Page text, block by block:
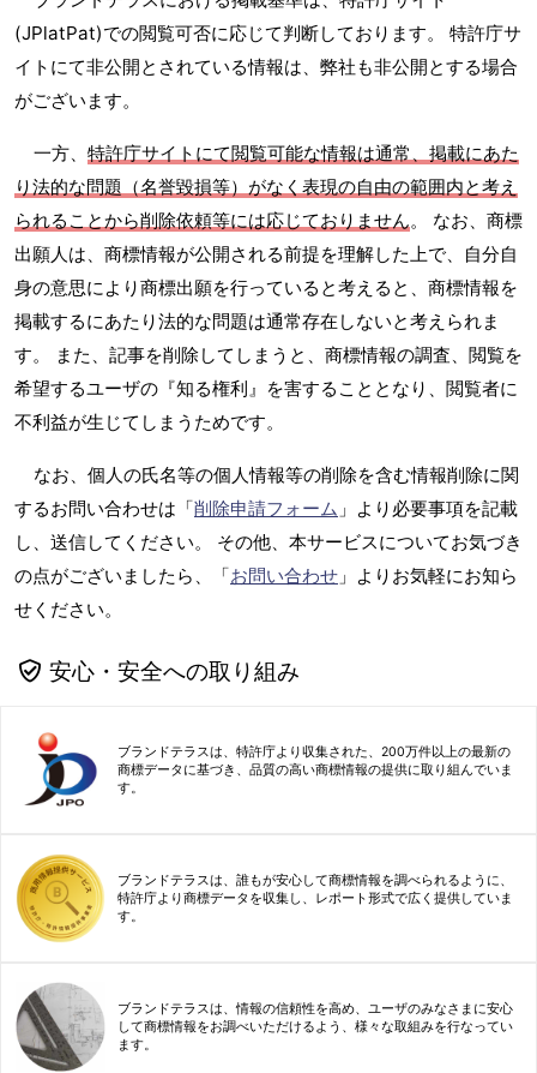
(JPlatPat)での閲覧可否に応じて判断しております。 特許庁サ
イトにて非公開とされている情報は、弊社も非公開とする場合
がございます。
一方、 特許庁サイトにて閲覧可能な情報は通常、掲載にあた
り法的な問題（名誉毀損等）がなく表現の自由の範囲内と考え
られることから削除依頼等には応じておりません。 なお、商標
出願人は、商標情報が公開される前提を理解した上で、自分自
身の意思により商標出願を行っていると考えると、商標情報を
掲載するにあたり法的な問題は通常存在しないと考えられま
す。 また、記事を削除してしまうと、商標情報の調査、閲覧を
希望するユーザの『知る権利』を害することとなり、閲覧者に
不利益が生じてしまうためです。
なお、個人の氏名等の個人情報等の削除を含む情報削除に関
するお問い合わせは「削除申請フォーム 」より必要事項を記載
し、送信してください。 その他、本サービスについてお気づき
の点がございましたら、「お問い合わせ 」よりお気軽にお知ら
せください。
安心・安全への取り組み
ブランドテラスは、特許庁より収集された、200万件以上の最新の
商標データに基づき、品質の高い商標情報の提供に取り組んでいま
す。
ブランドテラスは、誰もが安心して商標情報を調べられるように、
特許庁より商標データを収集し、レポート形式で広く提供していま
す。
ブランドテラスは、情報の信頼性を高め、ユーザのみなさまに安心
して商標情報をお調べいただけるよう、様々な取組みを行なってい
ます。